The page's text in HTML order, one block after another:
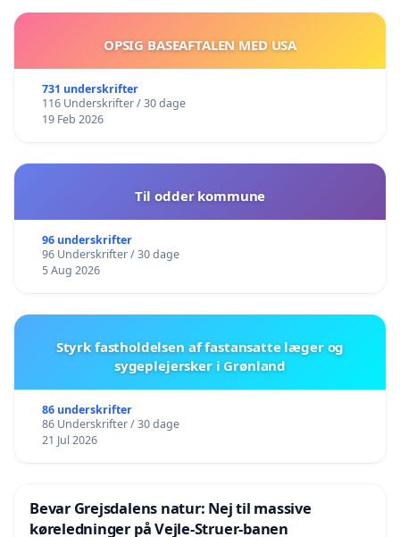
OPSIG BASEAFTALEN MED USA
731 underskrifter
116 Underskrifter / 30 dage
19 Feb 2026
Til odder kommune
96 underskrifter
96 Underskrifter / 30 dage
5 Aug 2026
Styrk fastholdelsen af fastansatte læger og
sygeplejersker i Grønland
86 underskrifter
86 Underskrifter / 30 dage
21 Jul 2026
Bevar Grejsdalens natur: Nej til massive
køreledninger på Vejle-Struer-banen